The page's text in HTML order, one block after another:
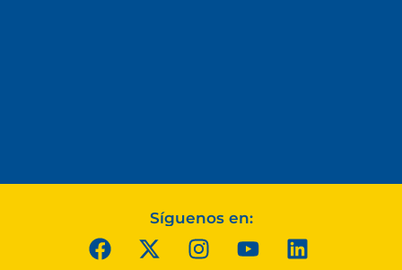
Síguenos en: